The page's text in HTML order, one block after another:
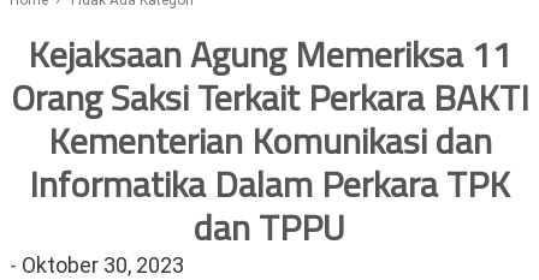
Literasi Melalui LASKAR JODA, Usung Filosofi Gelar Sehelai
Ambulance Dari Berbagai Daerah Padati Kota Wisata Batu
Hadirkan Tujuh Sapta Pesona Wisata di Amfiteater, Mikutopia
Buka Rekrutmen Karyawan,Berikut Kualifikasinya
Polsek Wonoasih Perkuat Ketahanan Pangan Lewat Dialog
Bersama Petani
RILIS RAPAT PLENO TERBUKA PEMUTAKHIRAN DATA
Kejaksaan Agung Memeriksa 11
Orang Saksi Terkait Perkara BAKTI
Kementerian Komunikasi dan
Informatika Dalam Perkara TPK
dan TPPU
- Oktober 30, 2023